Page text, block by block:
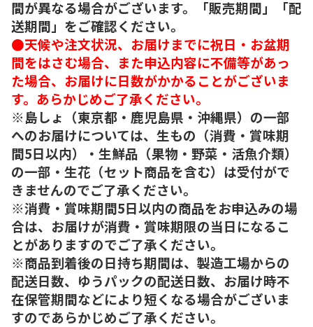
間が異なる場合がございます。「販売期間」「配
送期間」をご確認ください。
●天候や注文状況、お届けまでに祝日・お盆期
間をはさむ場合、また申込内容に不備等があっ
た場合、お届けに日数がかかることがございま
す。あらかじめご了承ください。
※島しょ（東京都・鹿児島県・沖縄県）の一部
へのお届けについては、生もの（消費・賞味期
間5日以内）・生鮮品（果物・野菜・活魚介類）
の一部・生花（セット商品を含む）は受付がで
きませんのでご了承ください。
※消費・賞味期間5日以内の商品をお申込みの場
合は、お届けが消費・賞味期限の当日になるこ
とがありますのでご了承ください。
※商品到着後の日持ち期間は、製造工場からの
配送日数、ゆうパックの配送日数、お届け時不
在保管期間などにより短くなる場合がございま
すのであらかじめご了承ください。